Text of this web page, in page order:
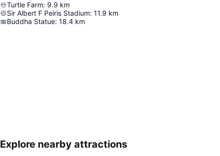
Turtle Farm: 9.9 km
Sir Albert F Peiris Stadium: 11.9 km
Buddha Statue: 18.4 km
Nagy méretű térkép
Explore nearby attractions